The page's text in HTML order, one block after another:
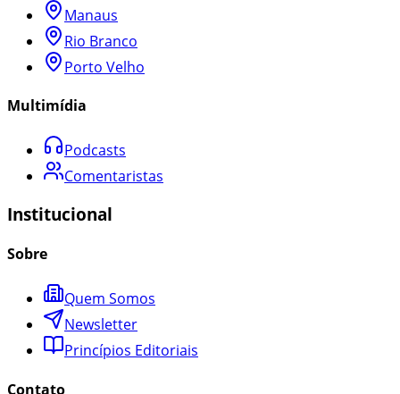
Manaus
Rio Branco
Porto Velho
Multimídia
Podcasts
Comentaristas
Institucional
Sobre
Quem Somos
Newsletter
Princípios Editoriais
Contato